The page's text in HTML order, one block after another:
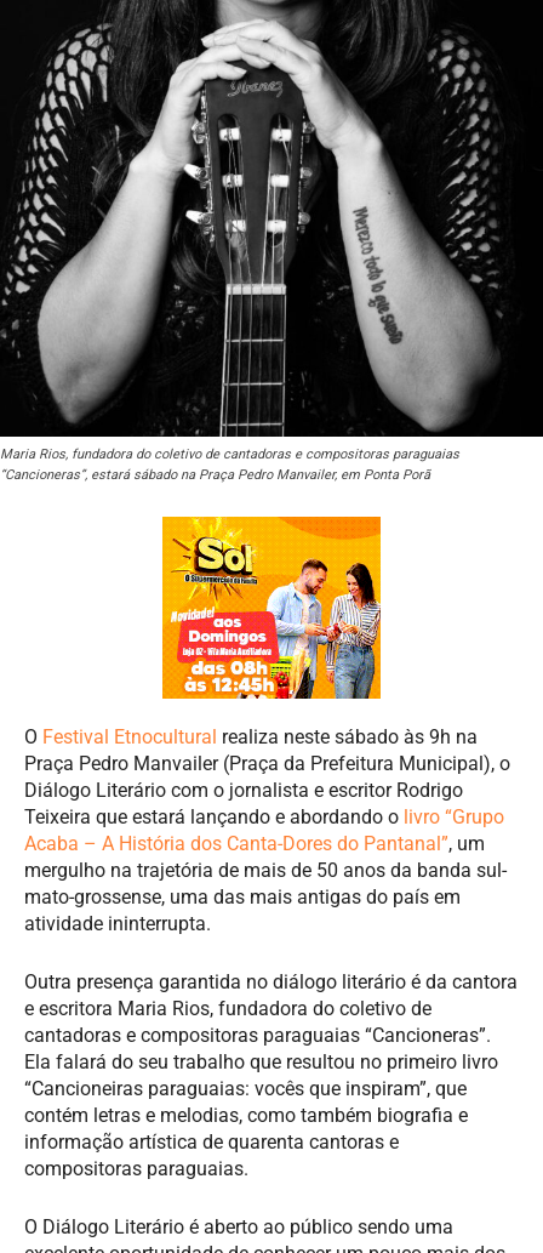
Maria Rios, fundadora do coletivo de cantadoras e compositoras paraguaias
“Cancioneras”, estará sábado na Praça Pedro Manvailer, em Ponta Porã
O Festival Etnocultural realiza neste sábado às 9h na
Praça Pedro Manvailer (Praça da Prefeitura Municipal), o
Diálogo Literário com o jornalista e escritor Rodrigo
Teixeira que estará lançando e abordando o livro “Grupo
Acaba – A História dos Canta-Dores do Pantanal”, um
mergulho na trajetória de mais de 50 anos da banda sul-
mato-grossense, uma das mais antigas do país em
atividade ininterrupta.
Outra presença garantida no diálogo literário é da cantora
e escritora Maria Rios, fundadora do coletivo de
cantadoras e compositoras paraguaias “Cancioneras”.
Ela falará do seu trabalho que resultou no primeiro livro
“Cancioneiras paraguaias: vocês que inspiram”, que
contém letras e melodias, como também biografia e
informação artística de quarenta cantoras e
compositoras paraguaias.
O Diálogo Literário é aberto ao público sendo uma